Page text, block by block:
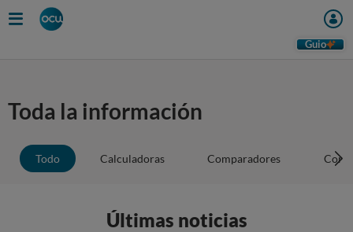
Guio
Toda la información
Todo Calculadoras Comparadores
Últimas noticias